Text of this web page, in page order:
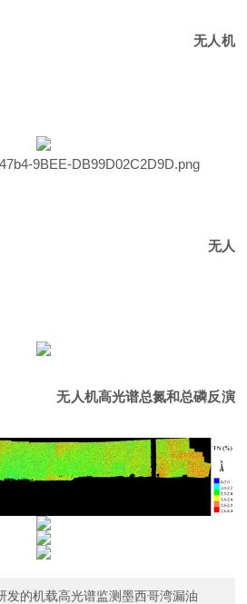
机
无人
无人机高光谱总氮和总磷反演
发的机载高光谱监测墨西哥湾漏油